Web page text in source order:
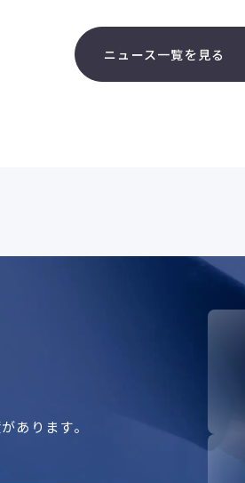
ニュース一覧を見る
あります。